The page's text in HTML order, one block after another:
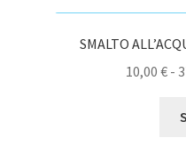
SMALTO
10,00 € -